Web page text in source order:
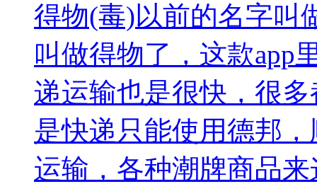
得物(毒)以前的名字叫
叫做得物了，这款app
递运输也是很快，很
是快递只能使用德邦
运输，各种潮牌商品